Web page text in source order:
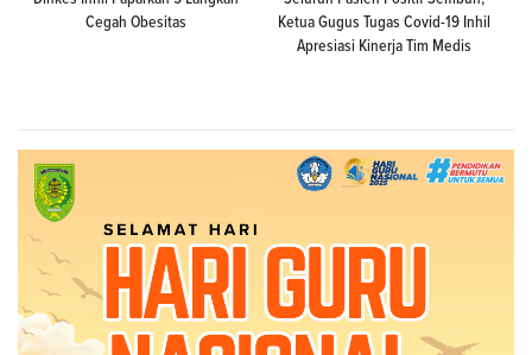
Cegah Obesitas
Ketua Gugus Tugas Covid-19 Inhil
Apresiasi Kinerja Tim Medis